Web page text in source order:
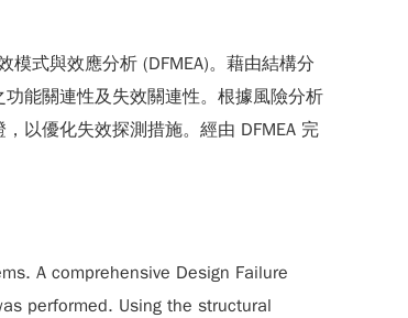
模式與效應分析 (DFMEA)。藉由結構分
能關連性及失效關連性。根據風險分析
以優化失效探測措施。經由 DFMEA 完
A comprehensive Design Failure
performed. Using the structural